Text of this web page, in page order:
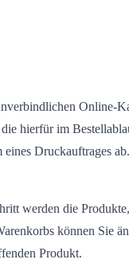
Online-
hierfür im
Druckauftrages
werden die
können Sie
Produkt.